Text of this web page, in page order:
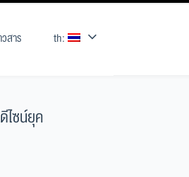
สาร th:
ไซน์ยุค